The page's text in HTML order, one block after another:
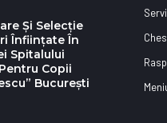
Și Selecție
Înființate În
Spitalului
Copii
Bucureşti